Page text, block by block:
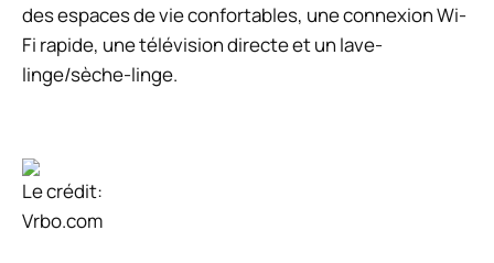
des espaces de vie confortables, une connexion Wi-
Fi rapide, une télévision directe et un lave-
linge/sèche-linge.
Le crédit:
Vrbo.com